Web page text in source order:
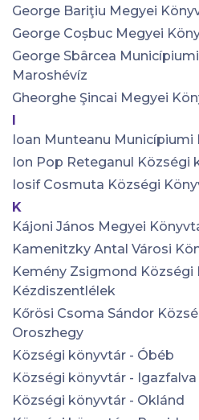
George Bariţiu Megyei
George Coșbuc Megyei
George Sbârcea
Maroshévíz
Gheorghe Şincai Megyei
I
Ioan Munteanu
Ion Pop Reteganul Községi
Iosif Cosmuta Községi
K
Kájoni János Megyei
Kamenitzky Antal Városi
Kemény Zsigmond Községi
Kézdiszentlélek
Kőrösi Csoma Sándor
Oroszhegy
Községi könyvtár - Óbéb
Községi könyvtár - Igazfalva
Községi könyvtár - Oklánd